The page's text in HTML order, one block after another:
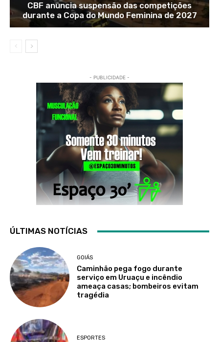
CBF anuncia suspensão das competições
durante a Copa do Mundo Feminina de 2027
- PUBLICIDADE -
ÚLTIMAS NOTÍCIAS
GOIÁS
Caminhão pega fogo durante
serviço em Uruaçu e incêndio
ameaça casas; bombeiros evitam
tragédia
ESPORTES